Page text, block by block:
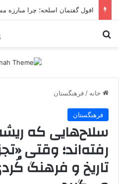
خانه / فرهنگستان
فرهنگستان
سلاح‌هایی که
رفته‌اند؛ وقتی
تاریخ و فرهنگ